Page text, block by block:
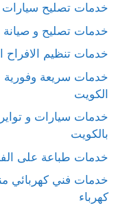
خدمات تصليح
خدمات تصليح و
خدمات تنظيم الافراح
خدمات سريعة وفورية
الكويت
خدمات سيارات و
بالكويت
خدمات طباعة على
خدمات فني كهربائي
كهرباء